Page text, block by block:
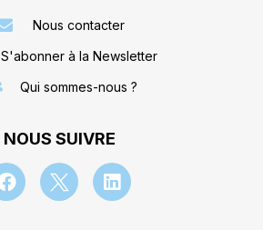
Nous contacter
S'abonner à la Newsletter
Qui sommes-nous ?
NOUS SUIVRE